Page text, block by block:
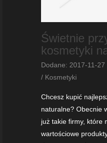
Świetnie
kosmetyki
Dodane: 2017-11-27
/ Kosmetyki
Chcesz kupić
naturalne? Obecnie
już takie firmy, które
wartościowe